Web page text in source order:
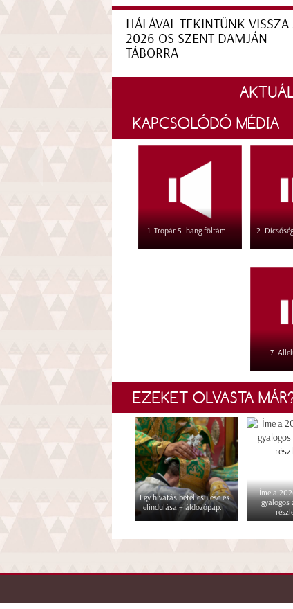
HÁLÁVAL TEKINTÜNK VISSZA
2026-OS SZENT DAMJÁN
TÁBORRA
KAPCSOLÓDÓ MÉDIA
1. Tropár 5. hang föltám. 2.
7.
EZEKET OLVASTA
Egy hivatás beteljesülése és
elindulása – áldozópap...
Íme a
gyalogos